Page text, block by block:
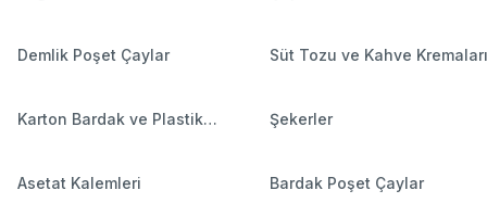
Demlik Poşet Çaylar Süt Tozu ve Kahve Kremaları
Karton Bardak ve Plastik
Şekerler
Asetat Kalemleri Bardak Poşet Çaylar